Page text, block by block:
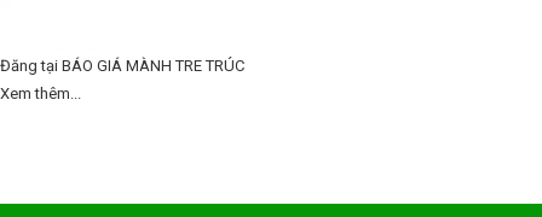
Đăng tại BÁO GIÁ MÀNH TRE TRÚC
Xem thêm...